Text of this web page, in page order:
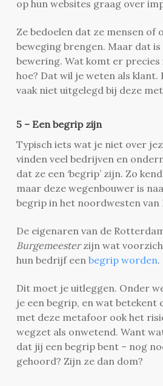
op hun websites graag over
Ze bedoelen dat ze mensen of
beweging brengen. Maar dat is
bewering. Wat komt er precies
hoe? Dat wil je weten als
vaak niet uitgelegd bij deze
5 – Een begrip zijn
Typisch iets wat je niet over
vinden veel bedrijven en
dat ze een ‘begrip’ zijn. Zo
maar deze wegenbouwer is
begrip in het noordwesten van
De eigenaren van de
Burgemeesterzijn wat
hun bedrijf een begrip worden.
Dit moet je uitleggen. Onder
je een begrip, en wat betekent
met deze metafoor ook het
wegzet als onwetend. Want
dat jij een begrip bent – nog
gehoord? Zijn ze dan dom?